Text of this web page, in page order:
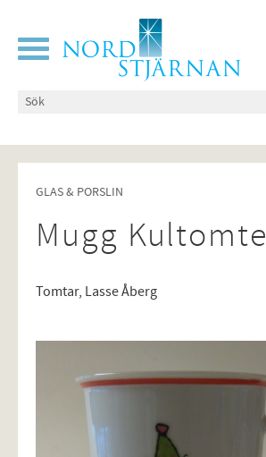
Meny
GLAS & PORSLIN
Mugg Kultomte
Tomtar, Lasse Åberg